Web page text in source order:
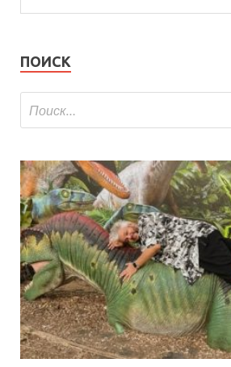
ПОИСК